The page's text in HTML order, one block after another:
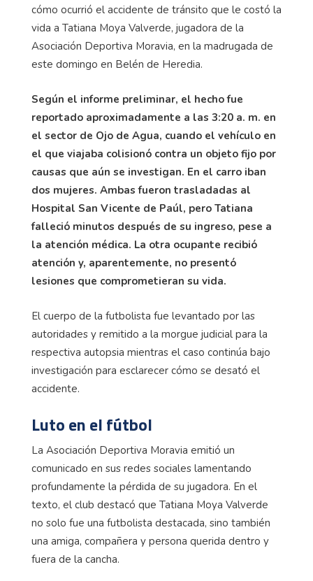
cómo ocurrió el accidente de tránsito que le costó la
vida a Tatiana Moya Valverde, jugadora de la
Asociación Deportiva Moravia, en la madrugada de
este domingo en Belén de Heredia.
Según el informe preliminar, el hecho fue
reportado aproximadamente a las 3:20 a. m. en
el sector de Ojo de Agua, cuando el vehículo en
el que viajaba colisionó contra un objeto fijo por
causas que aún se investigan. En el carro iban
dos mujeres. Ambas fueron trasladadas al
Hospital San Vicente de Paúl, pero Tatiana
falleció minutos después de su ingreso, pese a
la atención médica. La otra ocupante recibió
atención y, aparentemente, no presentó
lesiones que comprometieran su vida.
El cuerpo de la futbolista fue levantado por las
autoridades y remitido a la morgue judicial para la
respectiva autopsia mientras el caso continúa bajo
investigación para esclarecer cómo se desató el
accidente.
Luto en el fútbol
La Asociación Deportiva Moravia emitió un
comunicado en sus redes sociales lamentando
profundamente la pérdida de su jugadora. En el
texto, el club destacó que Tatiana Moya Valverde
no solo fue una futbolista destacada, sino también
una amiga, compañera y persona querida dentro y
fuera de la cancha.